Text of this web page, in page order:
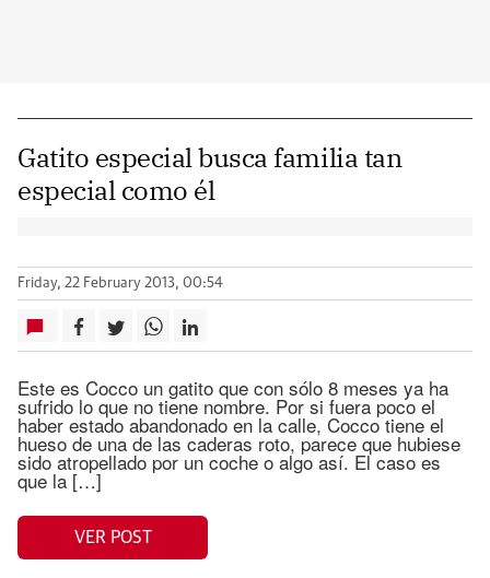
Gatito especial busca familia tan
especial como él
Friday, 22 February 2013, 00:54
Este es Cocco un gatito que con sólo 8 meses ya ha
sufrido lo que no tiene nombre. Por si fuera poco el
haber estado abandonado en la calle, Cocco tiene el
hueso de una de las caderas roto, parece que hubiese
sido atropellado por un coche o algo así. El caso es
que la […]
VER POST